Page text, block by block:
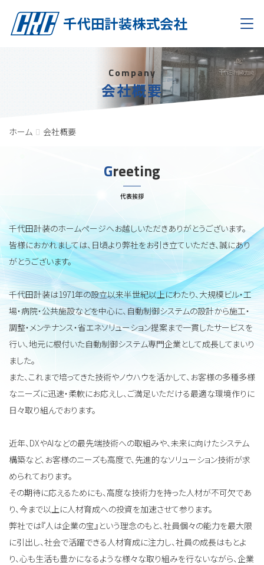
Company
会社概要
ホーム 会社概要
Greeting
代表挨拶
千代田計装のホームページへお越しいただきありがとうございます。
皆様におかれましては、日頃より弊社をお引き立ていただき、誠にあり
がとうございます。
千代田計装は1971年の設立以来半世紀以上にわたり、大規模ビル・工
場・病院・公共施設などを中心に、自動制御システムの設計から施工・
調整・メンテナンス・省エネソリューション提案まで一貫したサービスを
行い、地元に根付いた自動制御システム専門企業として成長してまいり
ました。
また、これまで培ってきた技術やノウハウを活かして、お客様の多種多様
なニーズに迅速・柔軟にお応えし、ご満足いただける最適な環境作りに
日々取り組んでおります。
近年、DXやAIなどの最先端技術への取組みや、未来に向けたシステム
構築など、お客様のニーズも高度で、先進的なソリューション技術が求
められております。
その期待に応えるためにも、高度な技術力を持った人材が不可欠であ
り、今まで以上に人材育成への投資を加速させて参ります。
弊社では『人は企業の宝』という理念のもと、社員個々の能力を最大限
に引出し、社会で活躍できる人材育成に注力し、社員の成長はもとよ
り、心も生活も豊かになるような様々な取り組みを行ないながら、企業